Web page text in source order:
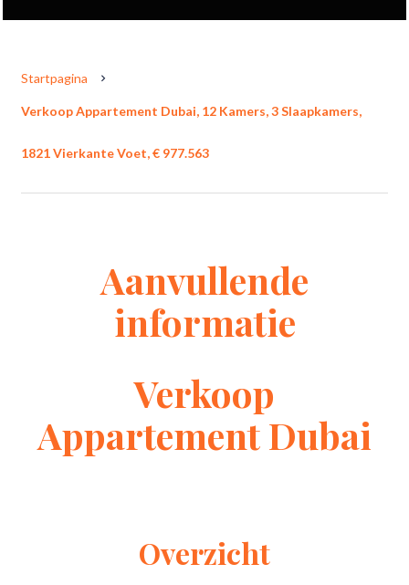
Startpagina
Verkoop Appartement Dubai, 12 Kamers, 3 Slaapkamers,
1821 Vierkante Voet, € 977.563
Aanvullende
informatie
Verkoop
Appartement Dubai
Overzicht